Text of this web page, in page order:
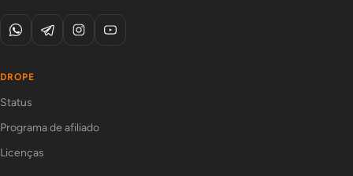
DROPE
Status
Programa de afiliado
Licenças